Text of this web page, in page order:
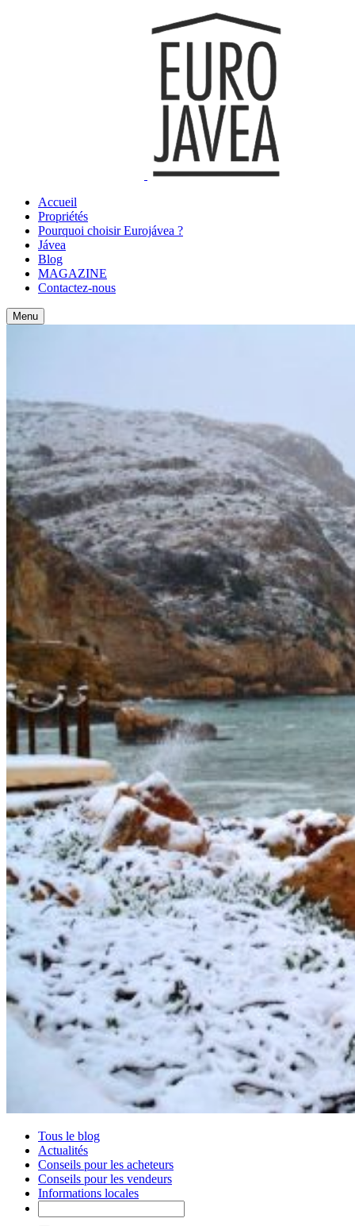
Accueil
Propriétés
Pourquoi choisir Eurojávea ?
Jávea
Blog
MAGAZINE
Contactez-nous
Menu
Tous le blog
Actualités
Conseils pour les acheteurs
Conseils pour les vendeurs
Informations locales